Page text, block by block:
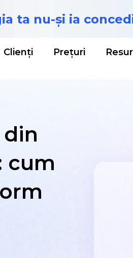
ta nu-și ia
Clienți Prețuri
cum